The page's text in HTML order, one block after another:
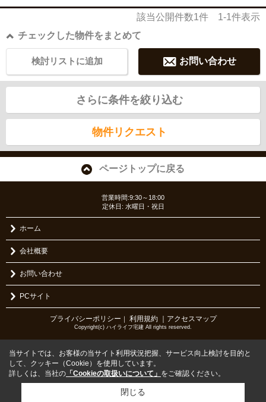
該当公開件数1件 1-1件表示
チェックした物件をまとめて
お問い合わせ
検討リストに追加
さらに条件を絞り込む
物件リクエスト
ページトップに戻る
営業時間:9:30～18:00
定休日: 水曜日・祝日
ホーム
会社概要
お問い合わせ
PCサイト
プライバシーポリシー ｜ 利用規約 ｜アクセスマップ
Copyright(c) ハイライフ宅建 All rights reserved.
当サイトでは、お客様の当サイト利用状況把握、サービス向上検討を目的と
して、クッキー（Cookie）を使用しています。
詳しくは、当社の 「Cookieの取扱いについて」 をご確認ください。
閉じる